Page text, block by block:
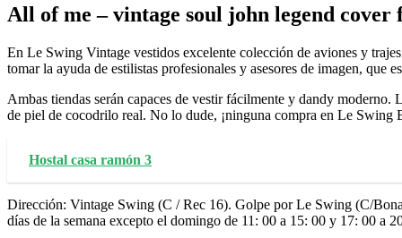
All of me – vintage soul john legend
En Le Swing Vintage vestidos excelente colección de aviones y
tomar la ayuda de estilistas profesionales y asesores de imagen, que
Ambas tiendas serán capaces de vestir fácilmente y dandy
de piel de cocodrilo real. No lo dude, ¡ninguna compra en Le Swing
Hostal casa ramón 3
Dirección: Vintage Swing (C / Rec 16). Golpe por Le Swing (C/
días de la semana excepto el domingo de 11: 00 a 15: 00 y 17: 00 a